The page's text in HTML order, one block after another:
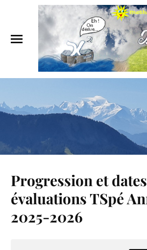
Progression et dates
évaluations TSpé
2025-2026